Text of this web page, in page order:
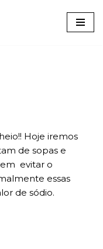
Hoje iremos
de sopas e
evitar o
essas
de sódio.